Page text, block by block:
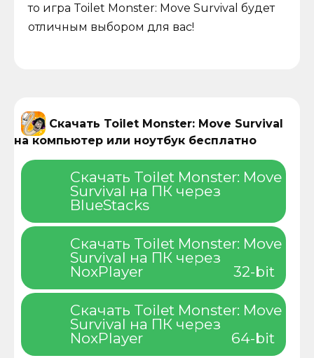
то игра Toilet Monster: Move Survival будет
отличным выбором для вас!
Скачать Toilet Monster: Move Survival
на компьютер или ноутбук бесплатно
Скачать Toilet Monster: Move
Survival на ПК через
BlueStacks
Скачать Toilet Monster: Move
Survival на ПК через
NoxPlayer
32-bit
Скачать Toilet Monster: Move
Survival на ПК через
NoxPlayer
64-bit